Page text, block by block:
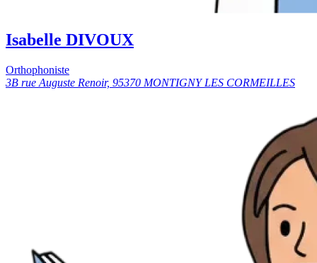
Isabelle DIVOUX
Orthophoniste
3B rue Auguste Renoir, 95370 MONTIGNY LES CORMEILLES